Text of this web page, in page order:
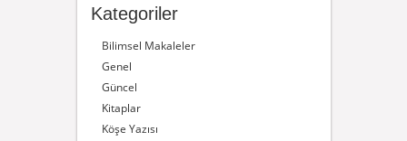
Kategoriler
Bilimsel Makaleler
Genel
Güncel
Kitaplar
Köşe Yazısı